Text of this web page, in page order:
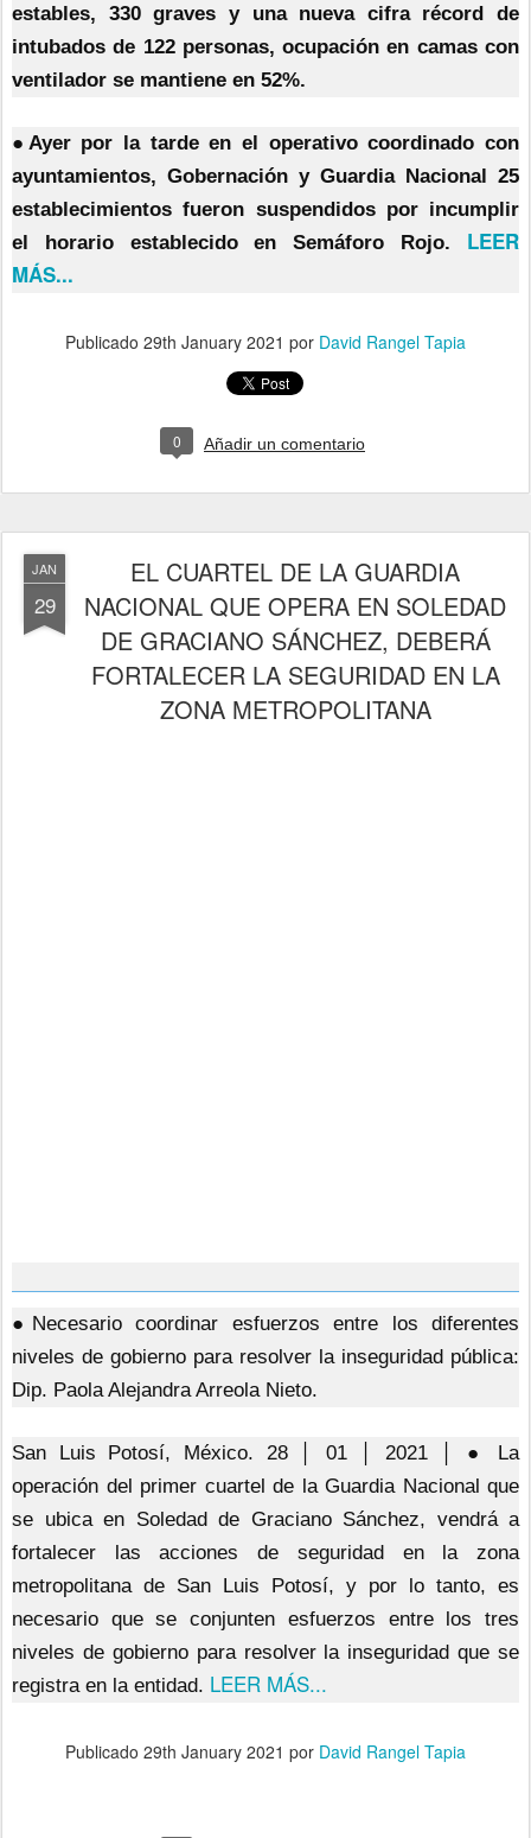
estables, 330 graves y una nueva cifra récord de
intubados de 122 personas, ocupación en camas con
ventilador se mantiene en 52%.
●Ayer por la tarde en el operativo coordinado con
ayuntamientos, Gobernación y Guardia Nacional 25
establecimientos fueron suspendidos por incumplir
el horario establecido en Semáforo Rojo. LEER
MÁS...
Publicado 29th January 2021 por David Rangel Tapia
0 Añadir un comentario
JAN
29
EL CUARTEL DE LA GUARDIA
NACIONAL QUE OPERA EN SOLEDAD
DE GRACIANO SÁNCHEZ, DEBERÁ
FORTALECER LA SEGURIDAD EN LA
ZONA METROPOLITANA
●Necesario coordinar esfuerzos entre los diferentes
niveles de gobierno para resolver la inseguridad pública:
Dip. Paola Alejandra Arreola Nieto.
San Luis Potosí, México. 28 │ 01 │ 2021 │ ● La
operación del primer cuartel de la Guardia Nacional que
se ubica en Soledad de Graciano Sánchez, vendrá a
fortalecer las acciones de seguridad en la zona
metropolitana de San Luis Potosí, y por lo tanto, es
necesario que se conjunten esfuerzos entre los tres
niveles de gobierno para resolver la inseguridad que se
registra en la entidad. LEER MÁS...
Publicado 29th January 2021 por David Rangel Tapia